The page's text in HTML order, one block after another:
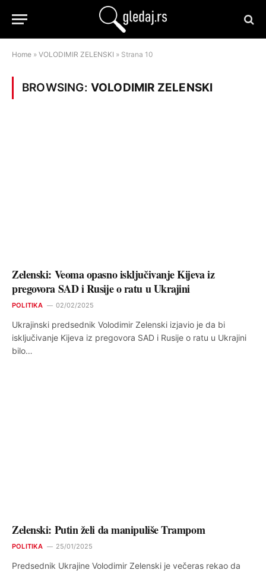
Home » VOLODIMIR ZELENSKI » Strana 10
BROWSING: VOLODIMIR ZELENSKI
Zelenski: Veoma opasno isključivanje Kijeva iz
pregovora SAD i Rusije o ratu u Ukrajini
POLITIKA 02/02/2025
Ukrajinski predsednik Volodimir Zelenski izjavio je da bi
isključivanje Kijeva iz pregovora SAD i Rusije o ratu u Ukrajini
bilo…
Zelenski: Putin želi da manipuliše Trampom
POLITIKA 25/01/2025
Predsednik Ukrajine Volodimir Zelenski je večeras rekao da